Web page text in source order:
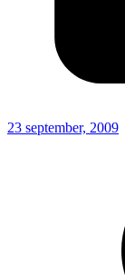
23 september, 2009